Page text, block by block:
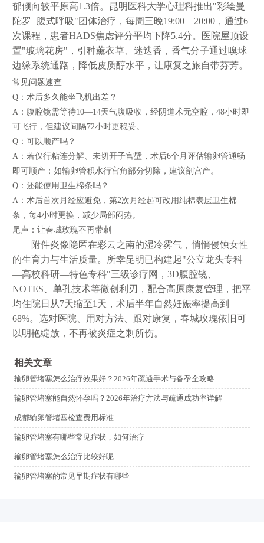
郁倾向较平原高1.3倍。昆明医科大学心理科推出"彩绘曼
陀罗+腹式呼吸"团体治疗，每周三晚19:00—20:00，通过6
次课程，患者HADS焦虑评分平均下降5.4分。医院屋顶设
置"玻璃花房"，引种薰衣草、迷迭香，香气分子通过嗅球
边缘系统通路，降低皮质醇水平，让康复之旅自带芬芳。
常见问题速查
Q：术后多久能坐飞机出差？
A：腹腔镜需等待10—14天气腹吸收，经阴道术无空腔，48小时即
可飞行，但建议间隔72小时更稳妥。
Q：可以顺产吗？
A：若仅行粘连分解、未切开子宫壁，术后6个月评估输卵管通畅
即可顺产；如输卵管积水行宫角部分切除，建议剖宫产。
Q：还能使用卫生棉条吗？
A：术后首次月经应避免，第2次月经起可改用纯棉表层卫生棉
条，每4小时更换，减少局部闷热。
尾声：让春城玫瑰不再带刺
附件炎像隐匿在彩云之南的湿冷雾气，悄悄侵蚀女性
的生育力与生活质量。所幸昆明已构建起"公立龙头专科
—高校科研—特色专科"三级诊疗网，3D腹腔镜、
NOTES、单孔技术等微创利刃，配合高原康复管理，把平
均住院日从7天缩至1天，术后半年自然妊娠率提高到
68%。选对医院、用对方法、跟对康复，春城玫瑰依旧可
以明艳绽放，不再被炎症之刺所伤。
相关文章
输卵管堵塞怎么治疗效果好？2026年疏通手术与备孕全攻略
输卵管堵塞能自然怀孕吗？2026年治疗方法与疏通成功率详解
成都输卵管堵塞检查费用标准
输卵管堵塞有哪些常见症状，如何治疗
输卵管堵塞怎么治疗比较好呢
输卵管堵塞的常见早期症状有哪些